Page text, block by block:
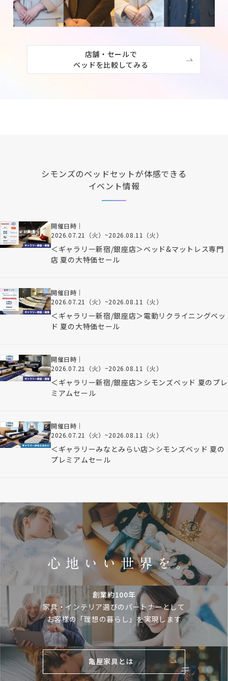
店舗・セールで
ベッドを比較してみる
シモンズのベッドセットが体感できる
イベント情報
開催日時｜
2026.07.21（火） ~2026.08.11（火）
＜ギャラリー新宿/銀座店＞ベッド&マットレス専門
店 夏の大特価セール
開催日時｜
2026.07.21（火） ~2026.08.11（火）
＜ギャラリー新宿/銀座店＞電動リクライニングベッ
ド 夏の大特価セール
開催日時｜
2026.07.21（火） ~2026.08.11（火）
＜ギャラリー新宿/銀座店＞シモンズベッド 夏のプレ
ミアムセール
開催日時｜
2026.07.21（火） ~2026.08.11（火）
＜ギャラリーみなとみらい店＞シモンズベッド 夏の
プレミアムセール
創業約100年
家具・インテリア選びのパートナーとして
お客様の「理想の暮らし」を実現します
亀屋家具とは